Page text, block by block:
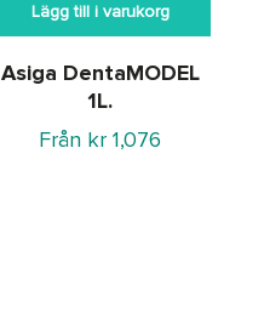
Lägg till i varukorg
Asiga DentaMODEL
1L.
Från kr 1,076